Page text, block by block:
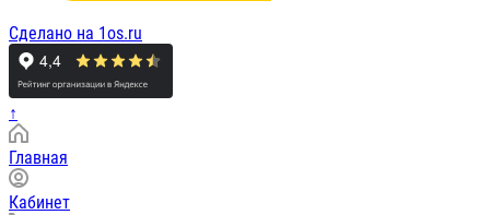
Сделано на 1os.ru
↑
Главная
Кабинет